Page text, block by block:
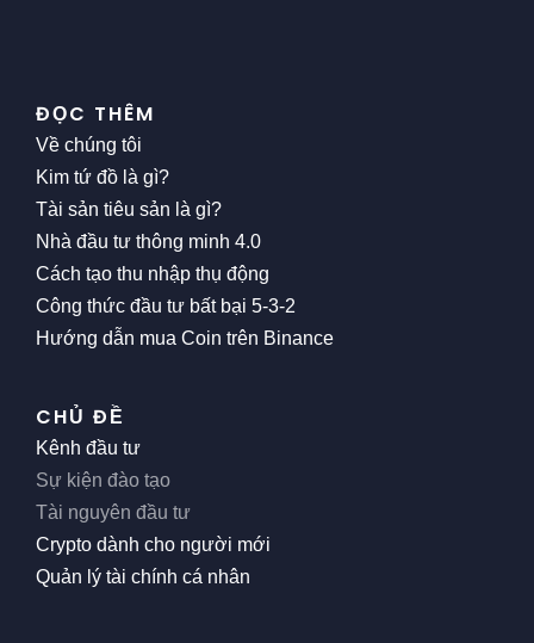
ĐỌC THÊM
Về chúng tôi
Kim tứ đồ là gì?
Tài sản tiêu sản là gì?
Nhà đầu tư thông minh 4.0
Cách tạo thu nhập thụ động
Công thức đầu tư bất bại 5-3-2
Hướng dẫn mua Coin trên Binance
CHỦ ĐỀ
Kênh đầu tư
Sự kiện đào tạo
Tài nguyên đầu tư
Crypto dành cho người mới
Quản lý tài chính cá nhân